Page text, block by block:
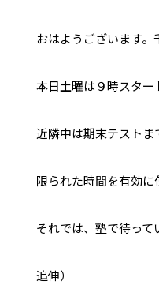
おはようございます。
本日土曜は９時スター
近隣中は期末テストま
限られた時間を有効
それでは、塾で待って
追伸）